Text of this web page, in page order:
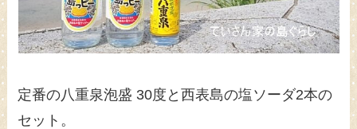
定番の八重泉泡盛 30度と西表島の塩ソーダ2本の
セット。